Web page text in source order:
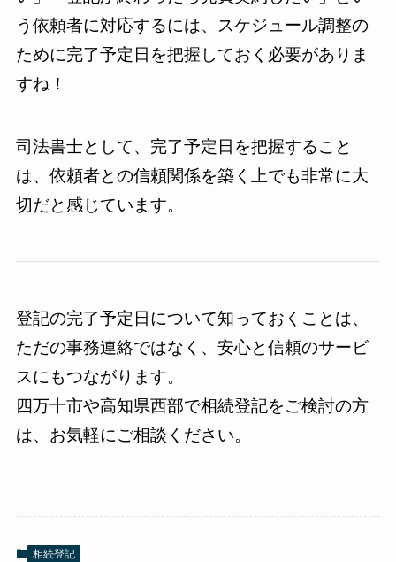
う依頼者に対応するには、スケジュール調整の
ために完了予定日を把握しておく必要がありま
すね！
司法書士として、完了予定日を把握すること
は、依頼者との信頼関係を築く上でも非常に大
切だと感じています。
登記の完了予定日について知っておくことは、
ただの事務連絡ではなく、安心と信頼のサービ
スにもつながります。
四万十市や高知県西部で相続登記をご検討の方
は、お気軽にご相談ください。
相続登記